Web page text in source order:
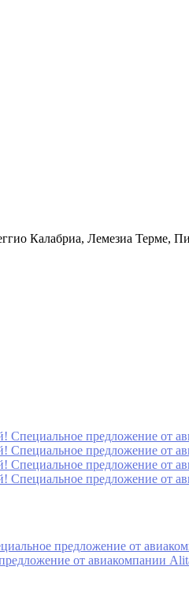
Калабриа, Лемезиа Терме,
Специальное предложение от
Специальное предложение от
Специальное предложение от
Специальное предложение от
предложение от
от авиакомпании